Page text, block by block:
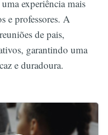
experiência mais
e professores. A
de pais,
garantindo uma
e duradoura.